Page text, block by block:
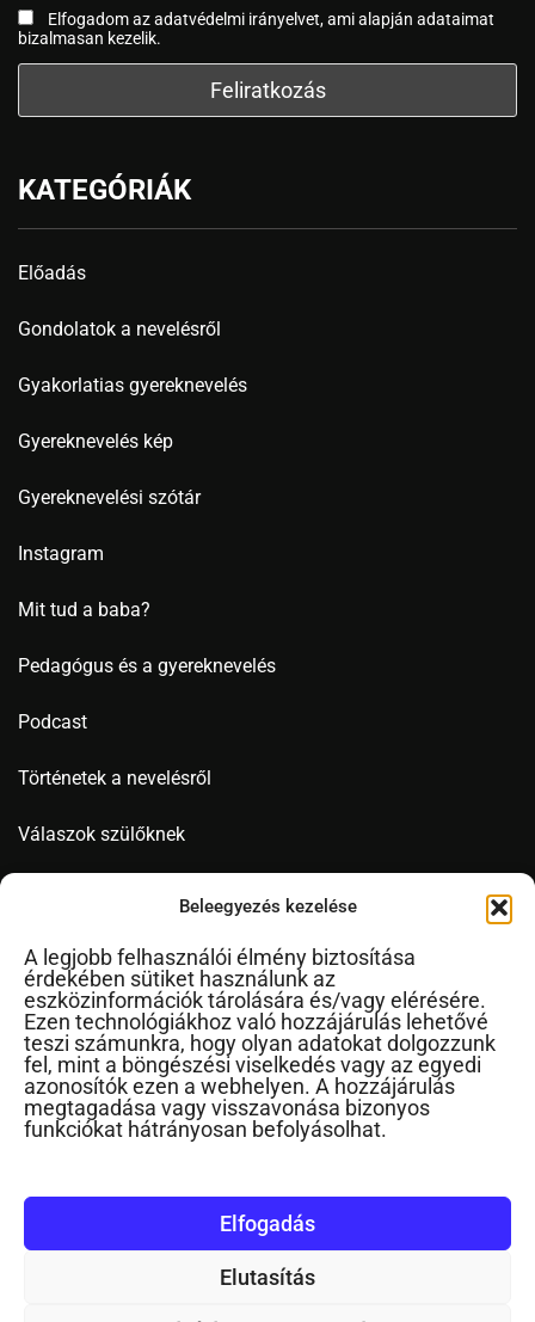
Beleegyezés kezelése
A legjobb felhasználói élmény biztosítása
érdekében sütiket használunk az
eszközinformációk tárolására és/vagy elérésére.
Ezen technológiákhoz való hozzájárulás lehetővé
teszi számunkra, hogy olyan adatokat dolgozzunk
fel, mint a böngészési viselkedés vagy az egyedi
azonosítók ezen a webhelyen. A hozzájárulás
megtagadása vagy visszavonása bizonyos
funkciókat hátrányosan befolyásolhat.
Elfogadás
Elutasítás
Elfogadom az adatvédelmi irányelvet, ami alapján adataimat
bizalmasan kezelik.
KATEGÓRIÁK
Előadás
Gondolatok a nevelésről
Gyakorlatias gyereknevelés
Gyereknevelés kép
Gyereknevelési szótár
Instagram
Mit tud a baba?
Pedagógus és a gyereknevelés
Podcast
Történetek a nevelésről
Válaszok szülőknek
Novák Ferenc
Cikkek ábécérendben
Impresszum
RSS
Kapcsolat